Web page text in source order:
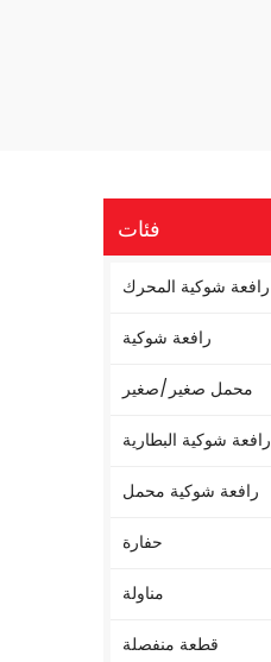
فئات
رافعة شوكية المحرك
رافعة شوكية
محمل صغير/صغير
رافعة شوكية البطارية
رافعة شوكية محمل
حفارة
مناولة
قطعة منفصلة